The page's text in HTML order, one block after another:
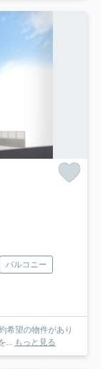
バルコニー
... もっと見る